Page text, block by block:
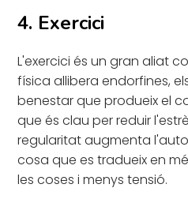
4. Exercici
L'exercici és un gran aliat
física allibera endorfines,
benestar que produeix el
que és clau per reduir
regularitat augmenta
cosa que es tradueix en
les coses i menys tensió.